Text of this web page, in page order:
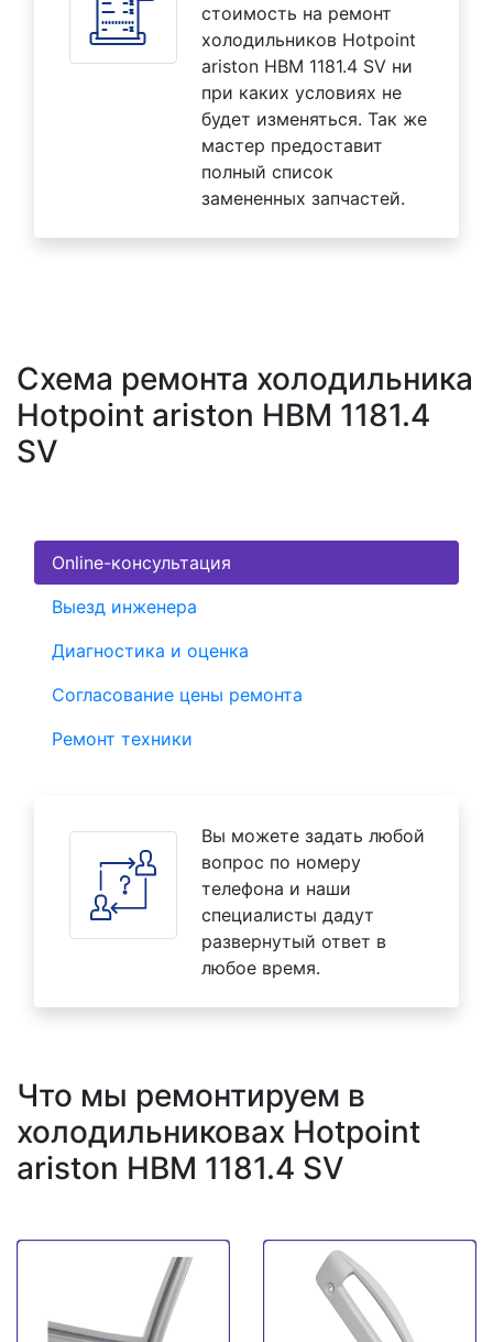
стоимость на ремонт
холодильников Hotpoint
ariston HBM 1181.4 SV ни
при каких условиях не
будет изменяться. Так же
мастер предоставит
полный список
замененных запчастей.
Схема ремонта холодильника
Hotpoint ariston HBM 1181.4
SV
Online-консультация
Выезд инженера
Диагностика и оценка
Согласование цены ремонта
Ремонт техники
Вы можете задать любой
вопрос по номеру
телефона и наши
специалисты дадут
развернутый ответ в
любое время.
Что мы ремонтируем в
холодильниковах Hotpoint
ariston HBM 1181.4 SV